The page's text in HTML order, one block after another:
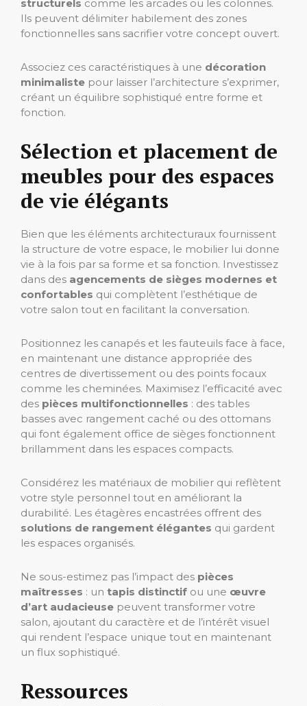
structurels comme les arcades ou les colonnes.
Ils peuvent délimiter habilement des zones
fonctionnelles sans sacrifier votre concept ouvert.
Associez ces caractéristiques à une décoration
minimaliste pour laisser l’architecture s’exprimer,
créant un équilibre sophistiqué entre forme et
fonction.
Sélection et placement de
meubles pour des espaces
de vie élégants
Bien que les éléments architecturaux fournissent
la structure de votre espace, le mobilier lui donne
vie à la fois par sa forme et sa fonction. Investissez
dans des agencements de sièges modernes et
confortables qui complètent l’esthétique de
votre salon tout en facilitant la conversation.
Positionnez les canapés et les fauteuils face à face,
en maintenant une distance appropriée des
centres de divertissement ou des points focaux
comme les cheminées. Maximisez l’efficacité avec
des pièces multifonctionnelles : des tables
basses avec rangement caché ou des ottomans
qui font également office de sièges fonctionnent
brillamment dans les espaces compacts.
Considérez les matériaux de mobilier qui reflètent
votre style personnel tout en améliorant la
durabilité. Les étagères encastrées offrent des
solutions de rangement élégantes qui gardent
les espaces organisés.
Ne sous-estimez pas l’impact des pièces
maîtresses : un tapis distinctif ou une œuvre
d’art audacieuse peuvent transformer votre
salon, ajoutant du caractère et de l’intérêt visuel
qui rendent l’espace unique tout en maintenant
un flux sophistiqué.
Ressources